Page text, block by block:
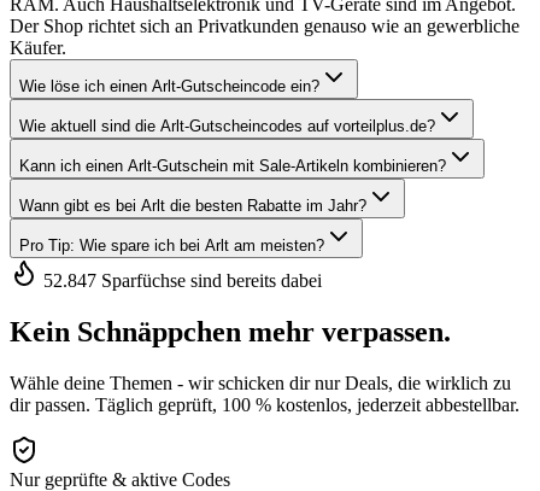
Der Shop richtet sich an Privatkunden genauso wie an gewerbliche
Käufer.
Wie löse ich einen Arlt-Gutscheincode ein?
Wie aktuell sind die Arlt-Gutscheincodes auf vorteilplus.de?
Kann ich einen Arlt-Gutschein mit Sale-Artikeln kombinieren?
Wann gibt es bei Arlt die besten Rabatte im Jahr?
Pro Tip: Wie spare ich bei Arlt am meisten?
52.847 Sparfüchse sind bereits dabei
Kein Schnäppchen mehr verpassen.
Wähle deine Themen - wir schicken dir nur Deals, die wirklich zu
dir passen. Täglich geprüft, 100 % kostenlos, jederzeit abbestellbar.
Nur geprüfte & aktive Codes